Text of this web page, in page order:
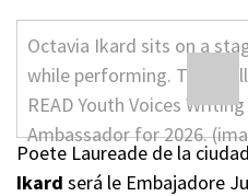
Poete Laureade de la
Ikard será le Embajadore